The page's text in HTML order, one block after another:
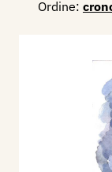
Ordine: